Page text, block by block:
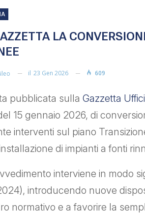
LA
il 23 Gen 2026 609
pubblicata sulla Gazzetta
15 gennaio 2026, di
interventi sul piano
di impianti a fonti
interviene in modo
introducendo nuove
normativo e a favorire la